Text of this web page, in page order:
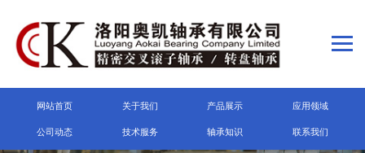
网站首页 关于我们 产品展示 应用领域
公司动态 技术服务 轴承知识 联系我们